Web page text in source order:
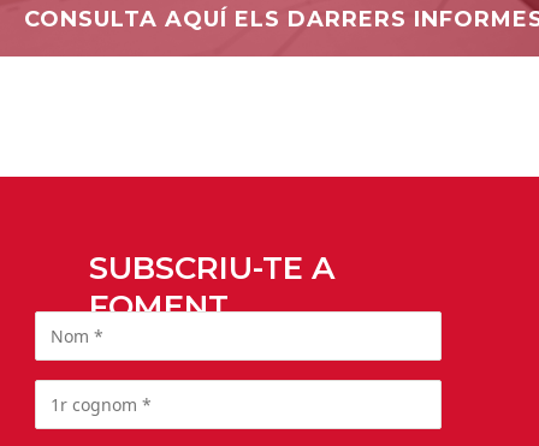
CONSULTA AQUÍ ELS DARRERS
SUBSCRIU-TE A
FOMENT